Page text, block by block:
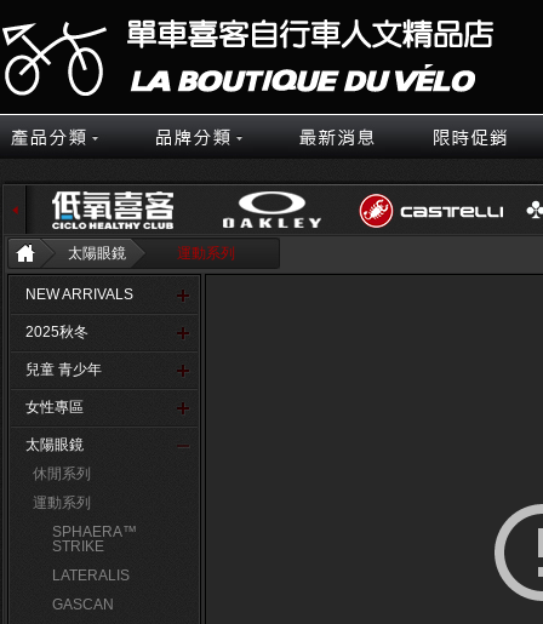
太陽眼鏡 運動系列
NEW ARRIVALS
2025秋冬
兒童 青少年
女性專區
太陽眼鏡
休閒系列
運動系列
SPHAERA™
STRIKE
LATERALIS
GASCAN